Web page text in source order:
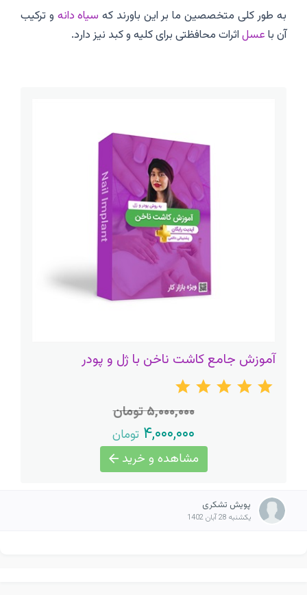
به طور کلی متخصصین ما بر این باورند که سیاه دانه و ترکیب
آن باعسلاثرات محافظتی برای کلیه و کبد نیز دارد.
آموزش جامع کاشت ناخن با ژل و پودر
۵,۰۰۰,۰۰۰ تومان
۴,۰۰۰,۰۰۰ تومان
مشاهده و خرید
پویش تشکری
یکشنبه 28 آبان 1402